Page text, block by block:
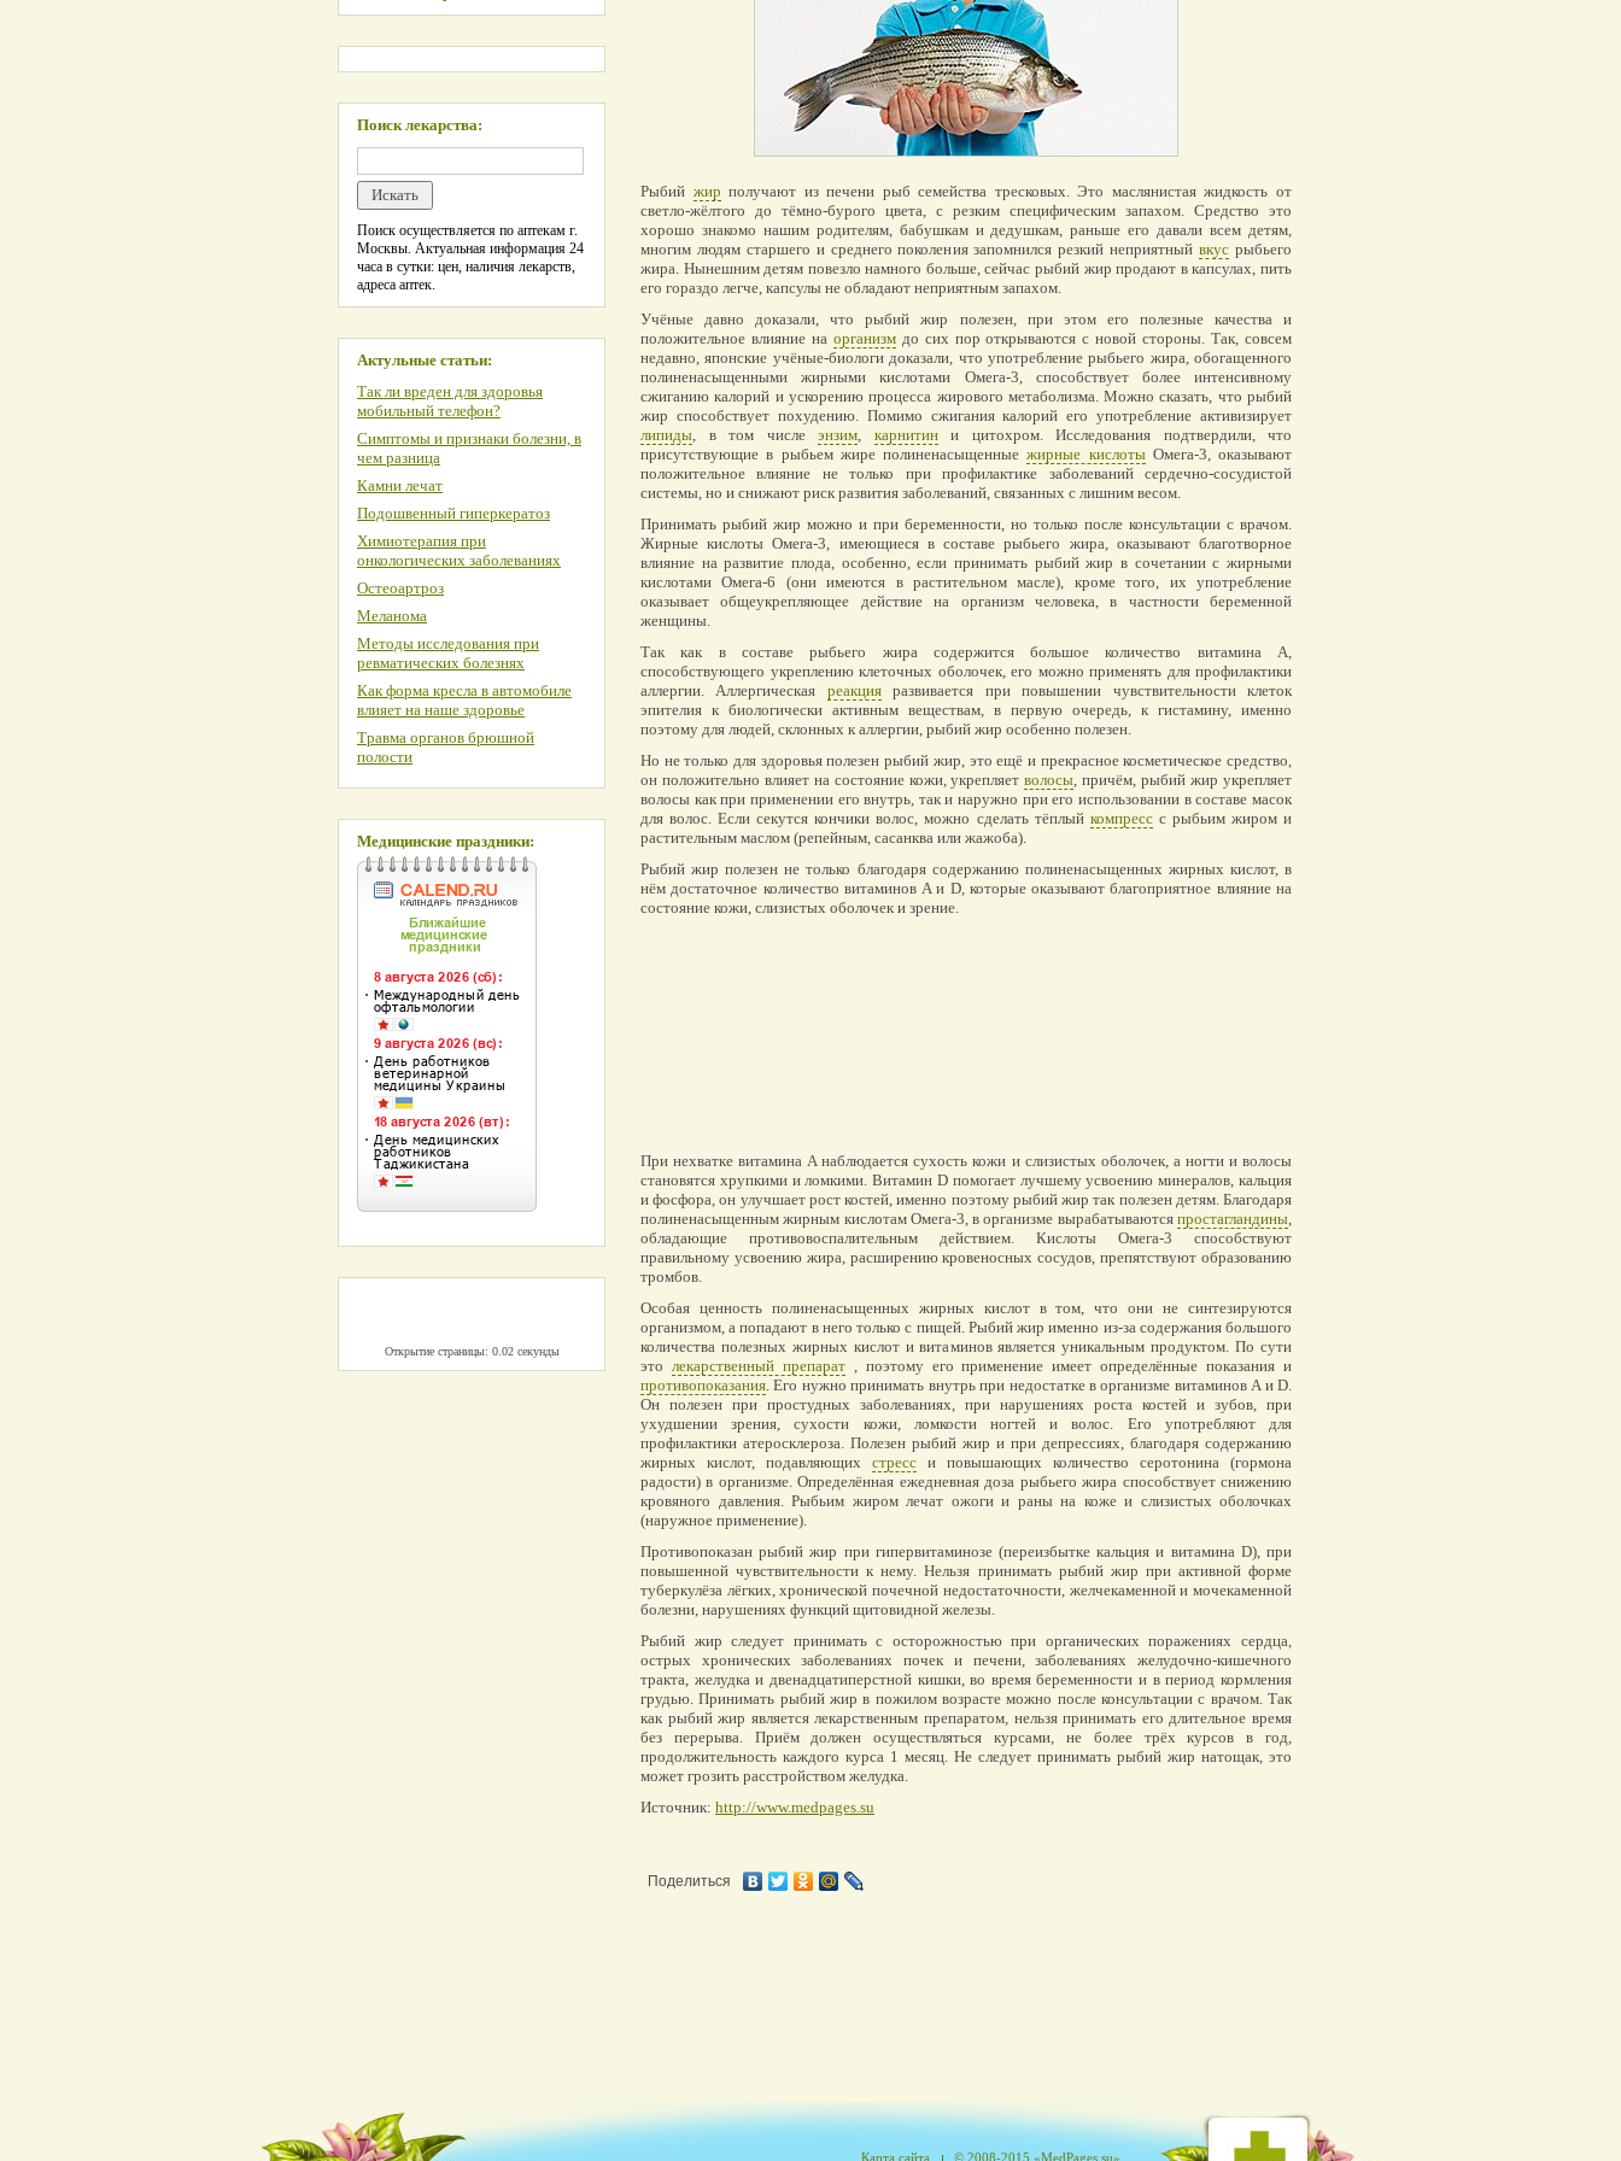
Рыбий жир получают из печени рыб семейства тресковых. Это маслянистая жидкость от
светло-жёлтого до тёмно-бурого цвета, с резким специфическим запахом. Средство это
хорошо знакомо нашим родителям, бабушкам и дедушкам, раньше его давали всем детям,
многим людям старшего и среднего поколения запомнился резкий неприятныйвкус рыбьего
жира. Нынешним детям повезло намного больше, сейчас рыбий жир продают в капсулах, пить
его гораздо легче, капсулы не обладают неприятным запахом.
Учёные давно доказали, что рыбий жир полезен, при этом его полезные качества и
положительное влияние на организмдо сих пор открываются с новой стороны. Так, совсем
недавно, японские учёные-биологи доказали, что употребление рыбьего жира, обогащенного
полиненасыщенными жирными кислотами Омега-3, способствует более интенсивному
сжиганию калорий и ускорению процесса жирового метаболизма. Можно сказать, что рыбий
жир способствует похудению. Помимо сжигания калорий его употребление активизирует
липиды, в том числе энзим, карнитини цитохром. Исследования подтвердили, что
присутствующие в рыбьем жире полиненасыщенныежирные кислотыОмега-3, оказывают
положительное влияние не только при профилактике заболеваний сердечно-сосудистой
системы, но и снижают риск развития заболеваний, связанных с лишним весом.
Принимать рыбий жир можно и при беременности, но только после консультации с врачом.
Жирные кислоты Омега-3, имеющиеся в составе рыбьего жира, оказывают благотворное
влияние на развитие плода, особенно, если принимать рыбий жир в сочетании с жирными
кислотами Омега-6 (они имеются в растительном масле), кроме того, их употребление
оказывает общеукрепляющее действие на организм человека, в частности беременной
женщины.
Так как в составе рыбьего жира содержится большое количество витамина A,
способствующего укреплению клеточных оболочек, его можно применять для профилактики
аллергии. Аллергическая реакцияразвивается при повышении чувствительности клеток
эпителия к биологически активным веществам, в первую очередь, к гистамину, именно
поэтому для людей, склонных к аллергии, рыбий жир особенно полезен.
Но не только для здоровья полезен рыбий жир, это ещё и прекрасное косметическое средство,
он положительно влияет на состояние кожи, укрепляетволосы, причём, рыбий жир укрепляет
волосы как при применении его внутрь, так и наружно при его использовании в составе масок
для волос. Если секутся кончики волос, можно сделать тёплый компрессс рыбьим жиром и
растительным маслом (репейным, сасанква или жажоба).
Рыбий жир полезен не только благодаря содержанию полиненасыщенных жирных кислот, в
нём достаточное количество витаминов A и D, которые оказывают благоприятное влияние на
состояние кожи, слизистых оболочек и зрение.
При нехватке витамина A наблюдается сухость кожи и слизистых оболочек, а ногти и волосы
становятся хрупкими и ломкими. Витамин D помогает лучшему усвоению минералов, кальция
и фосфора, он улучшает рост костей, именно поэтому рыбий жир так полезен детям. Благодаря
полиненасыщенным жирным кислотам Омега-3, в организме вырабатываются простагландины,
обладающие противовоспалительным действием. Кислоты Омега-3 способствуют
правильному усвоению жира, расширению кровеносных сосудов, препятствуют образованию
тромбов.
Особая ценность полиненасыщенных жирных кислот в том, что они не синтезируются
организмом, а попадают в него только с пищей. Рыбий жир именно из-за содержания большого
количества полезных жирных кислот и витаминов является уникальным продуктом. По сути
это лекарственный препарат, поэтому его применение имеет определённые показания и
противопоказания. Его нужно принимать внутрь при недостатке в организме витаминов A и D.
Он полезен при простудных заболеваниях, при нарушениях роста костей и зубов, при
ухудшении зрения, сухости кожи, ломкости ногтей и волос. Его употребляют для
профилактики атеросклероза. Полезен рыбий жир и при депрессиях, благодаря содержанию
жирных кислот, подавляющих стресс и повышающих количество серотонина (гормона
радости) в организме. Определённая ежедневная доза рыбьего жира способствует снижению
кровяного давления. Рыбьим жиром лечат ожоги и раны на коже и слизистых оболочках
(наружное применение).
Противопоказан рыбий жир при гипервитаминозе (переизбытке кальция и витамина D), при
повышенной чувствительности к нему. Нельзя принимать рыбий жир при активной форме
туберкулёза лёгких, хронической почечной недостаточности, желчекаменной и мочекаменной
болезни, нарушениях функций щитовидной железы.
Рыбий жир следует принимать с осторожностью при органических поражениях сердца,
острых хронических заболеваниях почек и печени, заболеваниях желудочно-кишечного
тракта, желудка и двенадцатиперстной кишки, во время беременности и в период кормления
грудью. Принимать рыбий жир в пожилом возрасте можно после консультации с врачом. Так
как рыбий жир является лекарственным препаратом, нельзя принимать его длительное время
без перерыва. Приём должен осуществляться курсами, не более трёх курсов в год,
продолжительность каждого курса 1 месяц. Не следует принимать рыбий жир натощак, это
может грозить расстройством желудка.
Источник: http://www.medpages.su
Поделиться
Поиск лекарства:
Поиск осуществляется по аптекам г.
Москвы. Актуальная информация 24
часа в сутки: цен, наличия лекарств,
адреса аптек.
Актульные статьи:
Так ли вреден для здоровья
мобильный телефон?
Симптомы и признаки болезни, в
чем разница
Камни лечат
Подошвенный гиперкератоз
Химиотерапия при
онкологических заболеваниях
Остеоартроз
Меланома
Методы исследования при
ревматических болезнях
Как форма кресла в автомобиле
влияет на наше здоровье
Травма органов брюшной
полости
Медицинские праздники:
Открытие страницы: 0.02 секунды
© 2008-2015 «MedPages.su»
Карта сайта